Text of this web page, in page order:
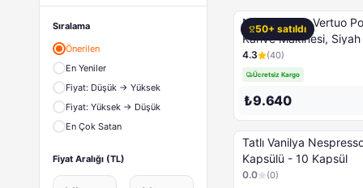
DİĞER ÜRÜNLER
Epilasyon
Ev ve Yaşam
FLAŞ ÜRÜNLER
Hobi & Oyuncak
KABLOSUZ SES VE GÖRÜNTÜ AKTARICILAR
Kameralar
MONİTÖR 19''
Sıralama
Önerilen
En Yeniler
Fiyat: Düşük → Yüksek
Fiyat: Yüksek → Düşük
En Çok Satan
Fiyat Aralığı (TL)
50+ satıldı
NESPRESSO Vertuo
Kahve Makinesi, Siyah
4.3 (40)
Ücretsiz Kargo
₺9.640
Tatlı Vanilya Nespresso Kahve
Kapsülü - 10 Kapsül
0.0 (0)